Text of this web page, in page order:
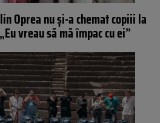
Oprea nu și-a chemat copiii la
vreau să mă împac cu ei”